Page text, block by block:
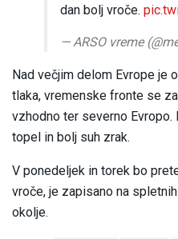
dan bolj vroče.
— ARSO vreme
Nad večjim delom Evrope je
tlaka, vremenske fronte se
vzhodno ter severno
topel in bolj suh zrak.
V ponedeljek in torek bo
vroče, je zapisano na
okolje.